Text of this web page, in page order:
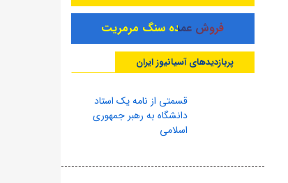
فروش عمده سنگ مرمریت
پربازدیدهای آسیانیوز ایران
قسمتی از نامه یک استاد
دانشگاه به رهبر جمهوری
اسلامی